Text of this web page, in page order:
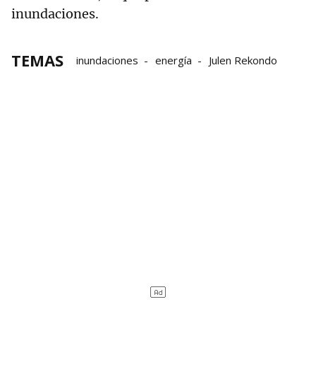
inundaciones.
TEMAS inundaciones energía Julen Rekondo